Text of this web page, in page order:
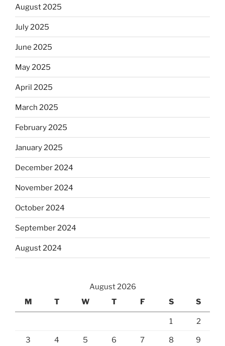
August 2025
July 2025
June 2025
May 2025
April 2025
March 2025
February 2025
January 2025
December 2024
November 2024
October 2024
September 2024
August 2024
August 2026
M
T W T F S S
1 2
3 4 5 6 7 8 9